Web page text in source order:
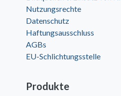
Nutzungsrechte
Datenschutz
Haftungsausschluss
AGBs
EU-Schlichtungsstelle
Produkte